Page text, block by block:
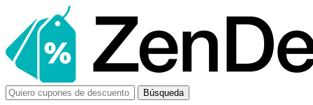
Búsqueda